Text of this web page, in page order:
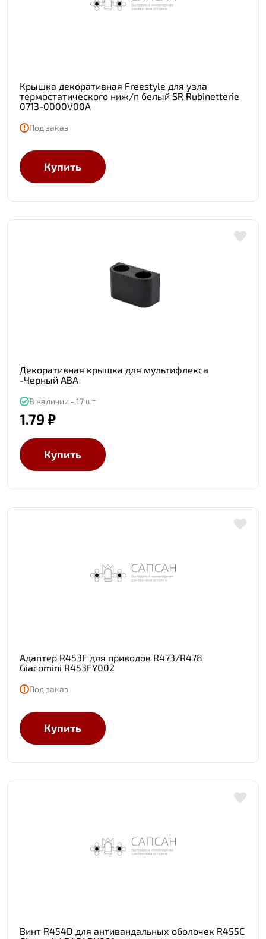
Крышка декоративная Freestyle для узла
термостатического ниж/п белый SR Rubinetterie
0713-0000V00A
Под заказ
Купить
Декоративная крышка для мультифлекса
-Черный АВА
В наличии - 17 шт
1.79 ₽
Купить
Адаптер R453F для приводов R473/R478
Giacomini R453FY002
Под заказ
Купить
Винт R454D для антивандальных оболочек R455C